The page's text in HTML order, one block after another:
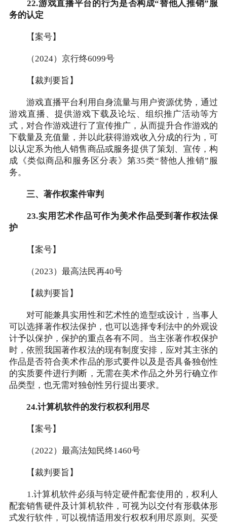
22.游戏直播平台的行为是否构成“替他人推销”服
务的认定
【案号】
（2024）京行终6099号
【裁判要旨】
游戏直播平台利用自身流量与用户资源优势，通过
游戏直播、提供游戏下载及论坛、组织推广活动等方
式，对合作游戏进行了宣传推广，从而提升合作游戏的
下载量及充值量，并以此获得游戏收入分成的行为，可
以认定系为他人销售商品或服务提供了策划、宣传，构
成《类似商品和服务区分表》第35类“替他人推销”服
务。
三、著作权案件审判
23.实用艺术作品可作为美术作品受到著作权法保
护
【案号】
（2023）最高法民再40号
【裁判要旨】
对可能兼具实用性和艺术性的造型或设计，当事人
可以选择著作权法保护，也可以选择专利法中的外观设
计予以保护，保护的重点各有不同。当主张著作权保护
时，依照我国著作权法的现有制度安排，应对其主张的
作品是否符合美术作品的形式要件以及是否具备独创性
的实质要件进行判断，无需在美术作品之外另行确立作
品类型，也无需对独创性另行提出要求。
24.计算机软件的发行权权利用尽
【案号】
（2022）最高法知民终1460号
【裁判要旨】
1.计算机软件必须与特定硬件配套使用的，权利人
配套销售硬件及计算机软件，可视为以交付有形载体形
式发行软件，可以视情适用发行权权利用尽原则。买受